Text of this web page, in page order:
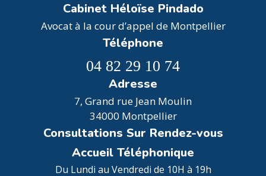
Cabinet Héloïse Pindado
Avocat à la cour d’appel de Montpellier
Téléphone
04 82 29 10 74
Adresse
7, Grand rue Jean Moulin
34000 Montpellier
Consultations Sur Rendez-vous
Accueil Téléphonique
Du Lundi au Vendredi de 10H à 19h